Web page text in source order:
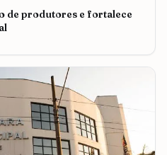
de produtores e fortalece